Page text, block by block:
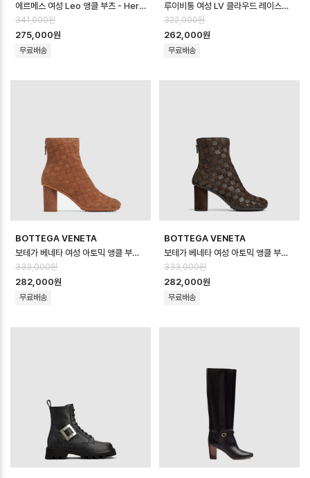
에르메스 여성 Leo 앵클 부츠 - Hermes Womens Leo Ankle Boots …
341,000원
275,000원
무료배송
루이비통 여성 LV 클라우드 레이스업 앵클 부츠 스니커즈 - Louis vuitton Wo…
322,000원
262,000원
무료배송
BOTTEGA VENETA
보테가 베네타 여성 아토믹 앵클 부츠 - Bottega veneta Womens Atomi…
333,000원
282,000원
무료배송
BOTTEGA VENETA
보테가 베네타 여성 아토믹 앵클 부츠 - Bottega veneta Womens Atomi…
333,000원
282,000원
무료배송